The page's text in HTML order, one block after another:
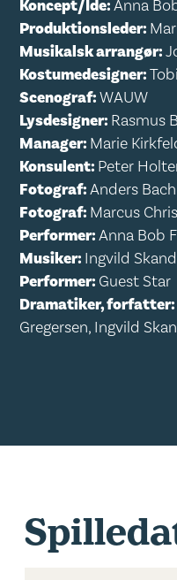
Koncept/Ide:Anna
Produktionsleder:
Musikalsk arrangør:
Kostumedesigner:
Scenograf:WAUW
Lysdesigner: Rasmus
Manager: Marie
Konsulent: Peter
Fotograf:Anders Bach
Fotograf: Marcus
Performer:Anna Bob
Musiker: Ingvild
Performer: Guest Star
Dramatiker,
Gregersen, Ingvild